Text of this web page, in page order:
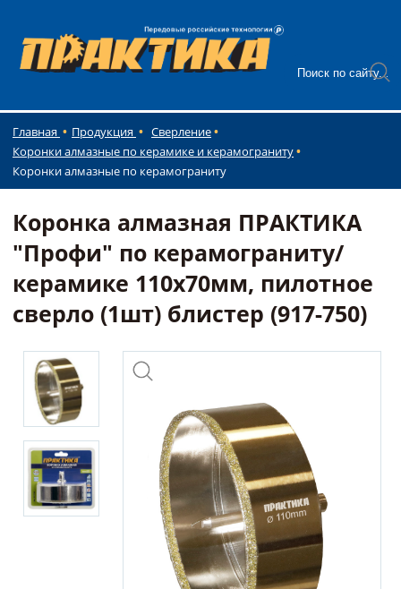
Главная Продукция
Сверление
Коронки алмазные по керамике и керамограниту
Коронки алмазные по керамограниту
Коронка алмазная ПРАКТИКА
"Профи" по керамограниту/
керамике 110х70мм, пилотное
сверло (1шт) блистер (917-750)